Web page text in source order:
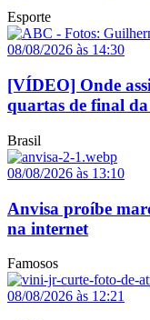
Esporte
08/08/2026 às 14:30
[VÍDEO] Onde
quartas de final da
Brasil
08/08/2026 às 13:10
Anvisa proíbe
na internet
Famosos
08/08/2026 às 12:21